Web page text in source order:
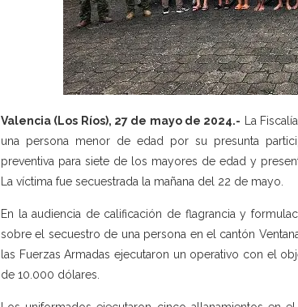
Valencia (Los Ríos), 27 de mayo de 2024.- La
una persona menor de edad por su presunta
preventiva para siete de los mayores de edad y
La víctima fue secuestrada la mañana del 22 de mayo.
En la audiencia de calificación de flagrancia y
sobre el secuestro de una persona en el cantón
las Fuerzas Armadas ejecutaron un operativo con el
de 10.000 dólares.